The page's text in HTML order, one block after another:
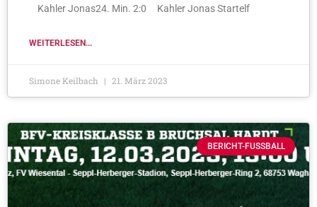
Kahler Jonas24. Min. 2:0 Kahler Jonas Startelf
WEITERLESEN...
Simone Keilbach 21. März 2023
BERICHT-FUSSBALL